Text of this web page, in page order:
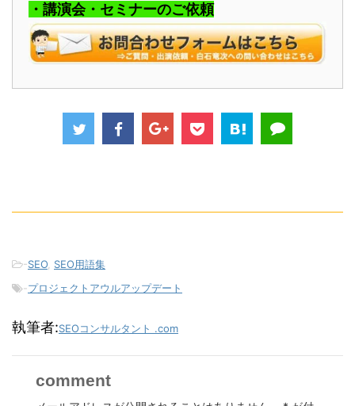
・講演会・セミナーのご依頼
-SEO, SEO用語集
-プロジェクトアウルアップデート
執筆者:SEOコンサルタント .com
comment